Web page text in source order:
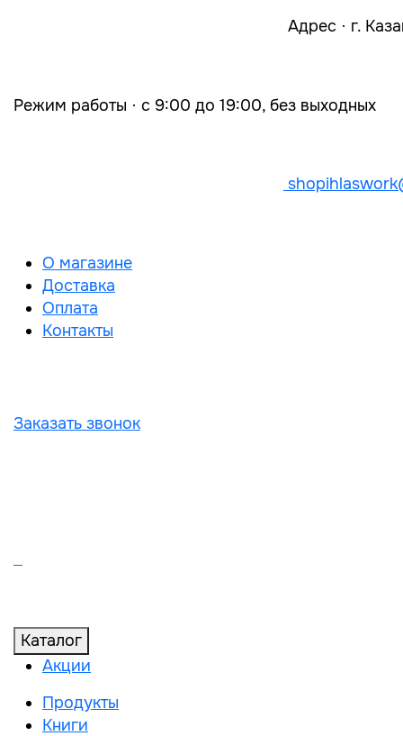
Адрес · г.
Режим работы · с 9:00 до 19:00, без выходных
О магазине
Доставка
Оплата
Контакты
Заказать звонок
Каталог
Акции
Продукты
Книги